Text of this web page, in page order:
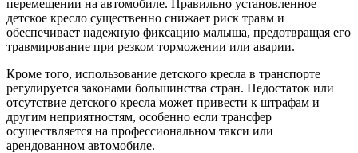
перемещении на автомобиле. Правильно установленное
детское кресло существенно снижает риск травм и
обеспечивает надежную фиксацию малыша, предотвращая его
травмирование при резком торможении или аварии.
Кроме того, использование детского кресла в транспорте
регулируется законами большинства стран. Недостаток или
отсутствие детского кресла может привести к штрафам и
другим неприятностям, особенно если трансфер
осуществляется на профессиональном такси или
арендованном автомобиле.